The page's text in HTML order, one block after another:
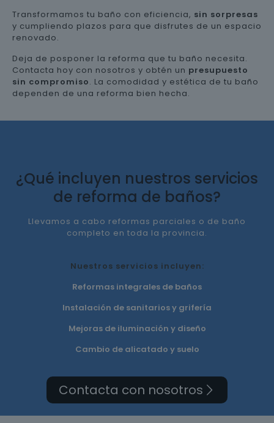
Transformamos tu baño con eficiencia, sin sorpresas
y cumpliendo plazos para que disfrutes de un espacio
renovado.
Deja de posponer la reforma que tu baño necesita.
Contacta hoy con nosotros y obtén un presupuesto
sin compromiso. La comodidad y estética de tu baño
dependen de una reforma bien hecha.
¿Qué incluyen nuestros servicios
de reforma de baños?
Llevamos a cabo reformas parciales o de baño
completo en toda la provincia.
Nuestros servicios incluyen:
Reformas integrales de baños
Instalación de sanitarios y grifería
Mejoras de iluminación y diseño
Cambio de alicatado y suelo
Contacta con nosotros